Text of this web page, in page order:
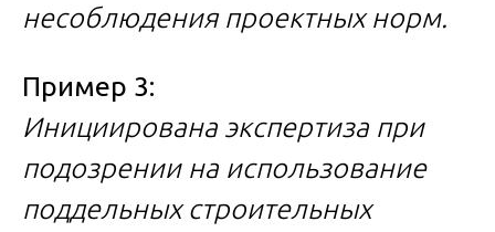
несоблюдения проектных норм.
Пример 3:
Инициирована экспертиза при
подозрении на использование
поддельных строительных